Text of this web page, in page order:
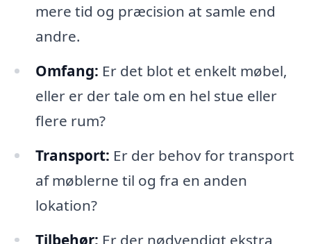
mere tid og præcision at samle end
andre.
Omfang: Er det blot et enkelt møbel,
eller er der tale om en hel stue eller
flere rum?
Transport: Er der behov for transport
af møblerne til og fra en anden
lokation?
Tilbehør: Er der nødvendigt ekstra